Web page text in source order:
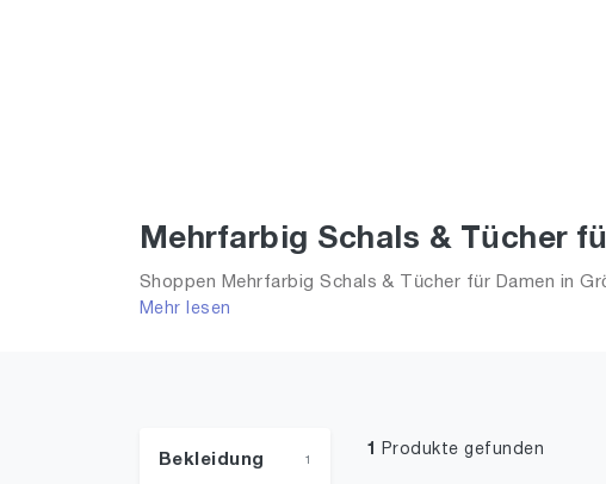
Mehrfarbig Schals & Tücher
Shoppen Mehrfarbig Schals & Tücher für Damen in
Tücher in Größe 140 und alle Trends aus 2026 für
Mehr lesen
Bekleidung 1
1 Produkte gefunden